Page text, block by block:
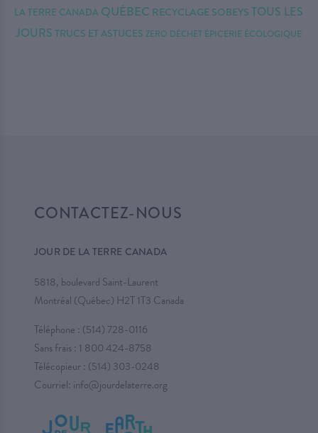
LA TERRE CANADA QUÉBEC RECYCLAGE SOBEYSTOUS LES
JOURS TRUCS ET ASTUCES ZERO DÉCHET ÉPICERIE ÉCOLOGIQUE
CONTACTEZ-NOUS
JOUR DE LA TERRE CANADA
5818, boulevard Saint-Laurent
Montréal (Québec) H2T 1T3 Canada
Téléphone : (514) 728-0116
Sans frais : 1 800 424-8758
Télécopieur : (514) 303-0248
Courriel: info@jourdelaterre.org